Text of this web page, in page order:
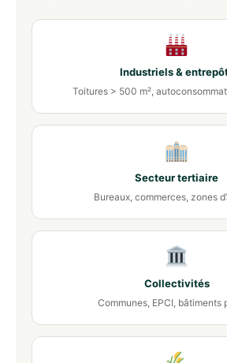
Industriels &
Toitures > 500 m²,
Secteur tertiaire
Bureaux, commerces, zones
Collectivités
Communes, EPCI, bâtiments